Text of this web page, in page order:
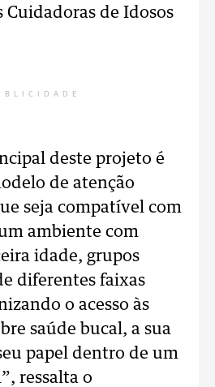
de Idosos
deste projeto é
de atenção
seja compatível com
ambiente com
idade, grupos
diferentes faixas
o acesso às
saúde bucal, a sua
papel dentro de um
ressalta o